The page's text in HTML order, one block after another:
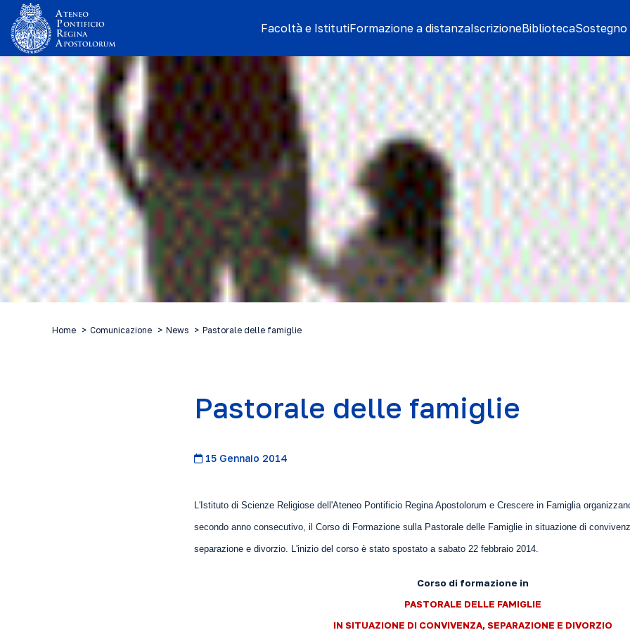
Facoltà e IstitutiFormazione a distanzaIscrizioneBiblioteca
Home Comunicazione News Pastorale delle famiglie
Pastorale delle famiglie
15 Gennaio 2014
L'Istituto di Scienze Religiose dell'Ateneo Pontificio Regina Apostolorum e Crescere in Famiglia
secondo anno consecutivo, il Corso di Formazione sulla Pastorale delle Famiglie in situazione di
separazione e divorzio. L'inizio del corso è stato spostato a sabato 22 febbraio 2014.
Corso di formazione in
PASTORALE DELLE FAMIGLIE
IN SITUAZIONE DI CONVIVENZA, SEPARAZIONE E DIVORZIO